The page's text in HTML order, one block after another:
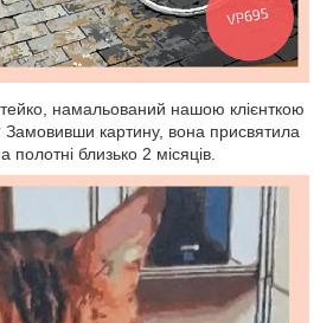
намальований нашою клієнткою
Замовивши картину, вона присвятила
близько 2 місяців.